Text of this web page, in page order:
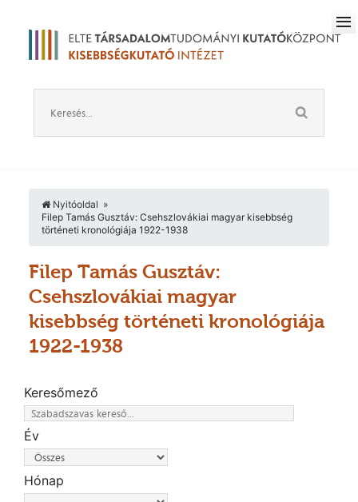
Nyitóoldal
Filep Tamás Gusztáv: Csehszlovákiai magyar kisebbség
történeti kronológiája 1922-1938
Filep Tamás Gusztáv:
Csehszlovákiai magyar
kisebbség történeti kronológiája
1922-1938
Keresőmező
Év
Hónap